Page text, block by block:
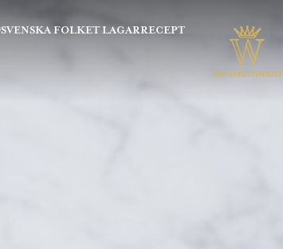
RECEPT
SVENSKA FOLKET LAGAR